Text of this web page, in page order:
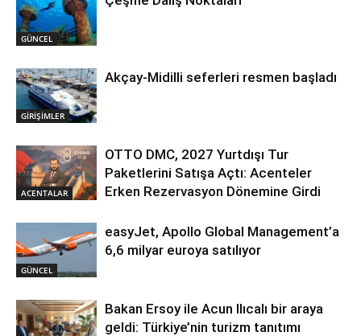
GÜNCEL
GİRİŞİMLER
Akçay-Midilli seferleri resmen başladı
ACENTALAR
OTTO DMC, 2027 Yurtdışı Tur
Paketlerini Satışa Açtı: Acenteler
Erken Rezervasyon Dönemine Girdi
GÜNCEL
easyJet, Apollo Global Management’a
6,6 milyar euroya satılıyor
Bakan Ersoy ile Acun Ilıcalı bir araya
geldi: Türkiye’nin turizm tanıtımı